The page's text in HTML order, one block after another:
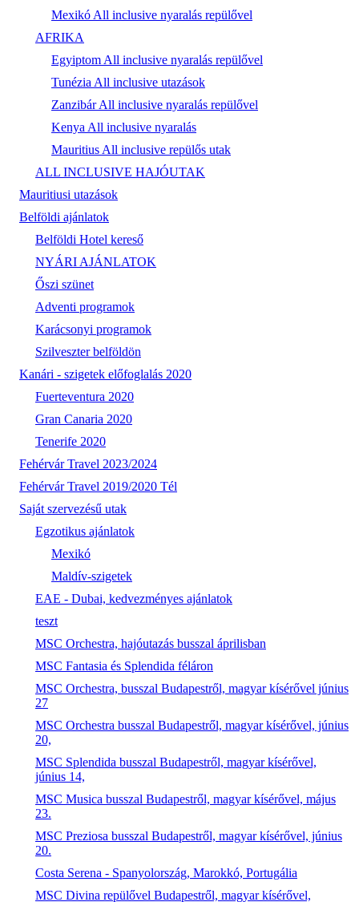
Mexikó All inclusive nyaralás repülővel
AFRIKA
Egyiptom All inclusive nyaralás repülővel
Tunézia All inclusive utazások
Zanzibár All inclusive nyaralás repülővel
Kenya All inclusive nyaralás
Mauritius All inclusive repülős utak
ALL INCLUSIVE HAJÓUTAK
Mauritiusi utazások
Belföldi ajánlatok
Belföldi Hotel kereső
NYÁRI AJÁNLATOK
Őszi szünet
Adventi programok
Karácsonyi programok
Szilveszter belföldön
Kanári - szigetek előfoglalás 2020
Fuerteventura 2020
Gran Canaria 2020
Tenerife 2020
Fehérvár Travel 2023/2024
Fehérvár Travel 2019/2020 Tél
Saját szervezésű utak
Egzotikus ajánlatok
Mexikó
Maldív-szigetek
EAE - Dubai, kedvezményes ajánlatok
teszt
MSC Orchestra, hajóutazás busszal áprilisban
MSC Fantasia és Splendida féláron
MSC Orchestra, busszal Budapestről, magyar kísérővel június
27
MSC Orchestra busszal Budapestről, magyar kísérővel, június
20,
MSC Splendida busszal Budapestről, magyar kísérővel,
június 14,
MSC Musica busszal Budapestről, magyar kísérővel, május
23.
MSC Preziosa busszal Budapestről, magyar kísérővel, június
20.
Costa Serena - Spanyolország, Marokkó, Portugália
MSC Divina repülővel Budapestről, magyar kísérővel,